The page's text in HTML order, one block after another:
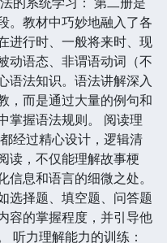
。教材中巧妙地融入了各
进行时、一般将来时、现
动语态、非谓语动词（不
语法知识。语法讲解深入
，而是通过大量的例句和
掌握语法规则。 阅读理
经过精心设计，逻辑清
读，不仅能理解故事梗
息和语言的细微之处。
选择题、填空题、问答题
容的掌握程度，并引导他
听力理解能力的训练：